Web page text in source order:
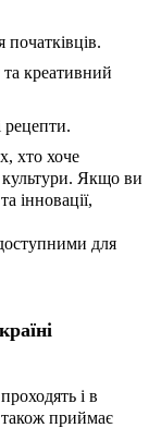
креативний
рецепти.
хто хоче
культури. Якщо ви
інновації,
для
проходять і в
приймає